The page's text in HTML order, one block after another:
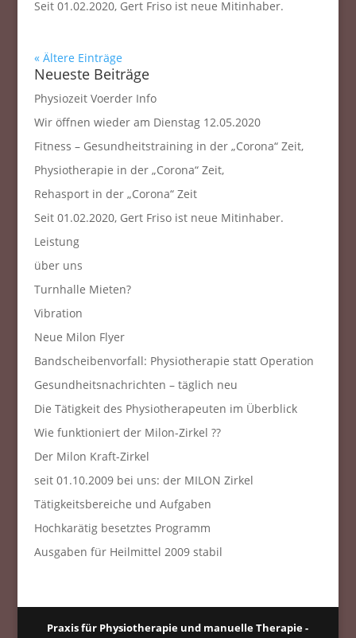
Seit 01.02.2020, Gert Friso ist neue Mitinhaber.
« Ältere Einträge
Neueste Beiträge
Physiozeit Voerder Info
Wir öffnen wieder am Dienstag 12.05.2020
Fitness – Gesundheitstraining in der „Corona“ Zeit,
Physiotherapie in der „Corona“ Zeit,
Rehasport in der „Corona“ Zeit
Seit 01.02.2020, Gert Friso ist neue Mitinhaber.
Leistung
über uns
Turnhalle Mieten?
Vibration
Neue Milon Flyer
Bandscheibenvorfall: Physiotherapie statt Operation
Gesundheitsnachrichten – täglich neu
Die Tätigkeit des Physiotherapeuten im Überblick
Wie funktioniert der Milon-Zirkel ??
Der Milon Kraft-Zirkel
seit 01.10.2009 bei uns: der MILON Zirkel
Tätigkeitsbereiche und Aufgaben
Hochkarätig besetztes Programm
Ausgaben für Heilmittel 2009 stabil
Praxis für Physiotherapie und manuelle Therapie -